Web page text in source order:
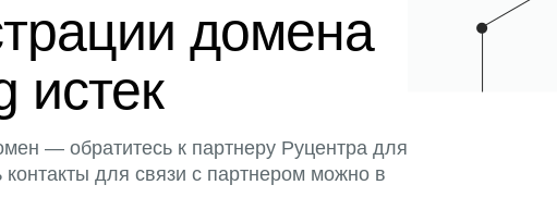
домена
истек
— обратитесь к партнеру Руцентра для
для связи с партнером можно в